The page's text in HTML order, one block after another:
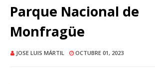
Parque Nacional de
Monfragüe
JOSE LUIS MÁRTIL OCTUBRE 01, 2023